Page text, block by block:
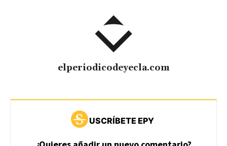
elperiodicodeyecla.com
USCRÍBETE EPY